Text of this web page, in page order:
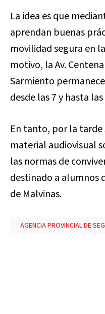
La idea es que
aprendan buenas
movilidad segura en
motivo, la Av.
Sarmiento
desde las 7 y hasta
En tanto, por la
material audiovisual
las normas de
destinado a alumnos
de Malvinas.
AGENCIA PROVINCIAL DE